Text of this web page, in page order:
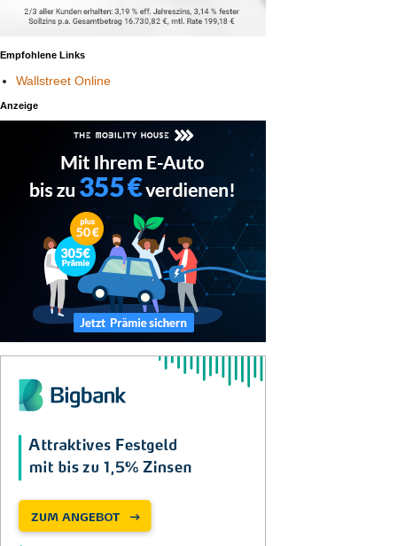
Empfohlene Links
Wallstreet Online
Anzeige